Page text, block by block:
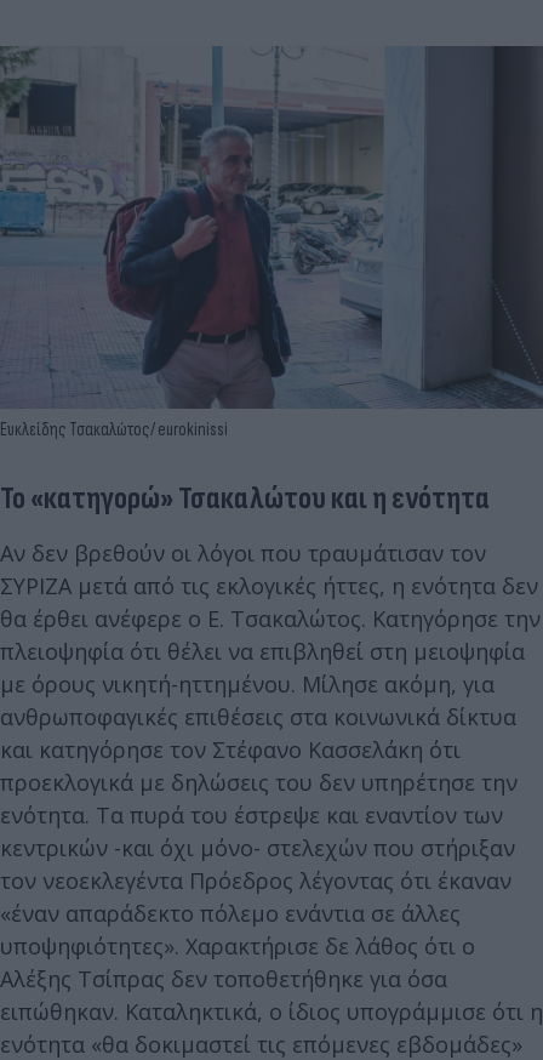
Ευκλείδης Τσακαλώτος/ eurokinissi
Το «κατηγορώ» Τσακαλώτου και η ενότητα
Αν δεν βρεθούν οι λόγοι που τραυμάτισαν τον
ΣΥΡΙΖΑ μετά από τις εκλογικές ήττες, η ενότητα δεν
θα έρθει ανέφερε ο Ε. Τσακαλώτος. Κατηγόρησε την
πλειοψηφία ότι θέλει να επιβληθεί στη μειοψηφία
με όρους νικητή-ηττημένου. Μίλησε ακόμη, για
ανθρωποφαγικές επιθέσεις στα κοινωνικά δίκτυα
και κατηγόρησε τον Στέφανο Κασσελάκη ότι
προεκλογικά με δηλώσεις του δεν υπηρέτησε την
ενότητα. Τα πυρά του έστρεψε και εναντίον των
κεντρικών -και όχι μόνο- στελεχών που στήριξαν
τον νεοεκλεγέντα Πρόεδρος λέγοντας ότι έκαναν
«έναν απαράδεκτο πόλεμο ενάντια σε άλλες
υποψηφιότητες». Χαρακτήρισε δε λάθος ότι ο
Αλέξης Τσίπρας δεν τοποθετήθηκε για όσα
ειπώθηκαν. Καταληκτικά, ο ίδιος υπογράμμισε ότι η
ενότητα «θα δοκιμαστεί τις επόμενες εβδομάδες»